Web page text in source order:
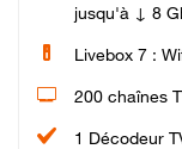
jusqu'à ↓ 8
Livebox 7 :
200 chaînes
1 Décodeur